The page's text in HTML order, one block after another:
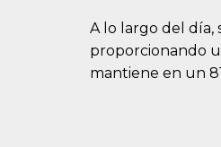
A lo largo del día,
proporcionando
mantiene en un